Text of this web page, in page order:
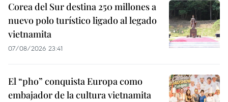
Corea del Sur destina 250 millones a
nuevo polo turístico ligado al legado
vietnamita
07/08/2026 23:41
El “pho” conquista Europa como
embajador de la cultura vietnamita